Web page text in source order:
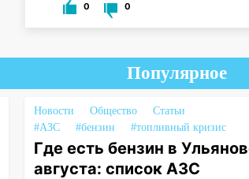
0 0
Популярное
Новости Общество
Статьи
#АЗС
#бензин #топливный кризис
Где есть бензин в
августа: список АЗС